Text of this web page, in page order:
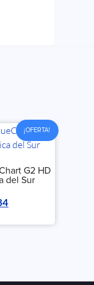
¡OFERTA!
G2 HD
del Sur